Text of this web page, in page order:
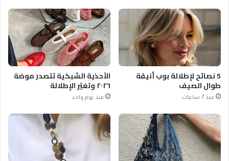
5 نصائح لإطلالة بوب أنيقة
طوال الصيف
منذ 7 ساعات
الأحذية الشبكية تتصدر موضة
٢٠٢٦ وتغيّر الإطلالة
منذ يوم واحد